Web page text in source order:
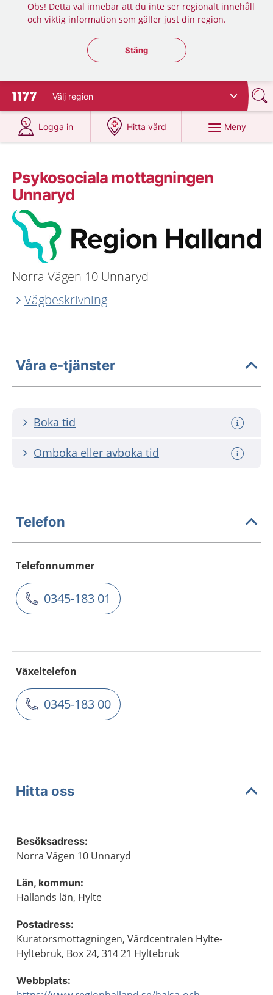
Obs! Detta val innebär att du inte ser regionalt innehåll
och viktig information som gäller just din region.
Stäng regionsväljaren
Stäng
Till startsidan för 1177
Välj region
Logga in
på 1177.se
Hitta vård
på 1177.se
Meny
Psykosociala mottagningen
Unnaryd
Norra Vägen 10 Unnaryd
Vägbeskrivning
Våra e-tjänster
Boka tid
Omboka eller avboka tid
Telefon
Telefonnummer
0345-183 01
Växeltelefon
0345-183 00
Hitta oss
Besöksadress:
Norra Vägen 10 Unnaryd
Län, kommun:
Hallands län, Hylte
Postadress:
Kuratorsmottagningen, Vårdcentralen Hylte-
Hyltebruk, Box 24, 314 21 Hyltebruk
Webbplats: